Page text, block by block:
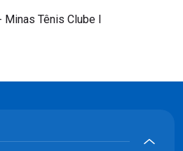
Minas Tênis Clube I